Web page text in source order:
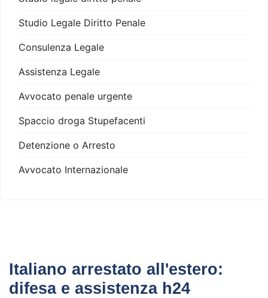
Studio Legale Diritto Penale
Consulenza Legale
Assistenza Legale
Avvocato penale urgente
Spaccio droga Stupefacenti
Detenzione o Arresto
Avvocato Internazionale
Italiano arrestato all'estero:
difesa e assistenza h24